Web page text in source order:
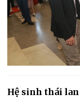
Hệ sinh thái lan